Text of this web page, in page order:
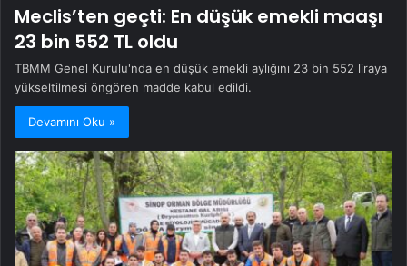
Meclis’ten geçti: En düşük emekli maaşı
23 bin 552 TL oldu
TBMM Genel Kurulu'nda en düşük emekli aylığını 23 bin 552 liraya
yükseltilmesi öngören madde kabul edildi.
Devamını Oku »